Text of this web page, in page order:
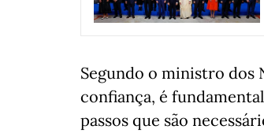
Segundo o ministro dos
confiança, é
passos que são